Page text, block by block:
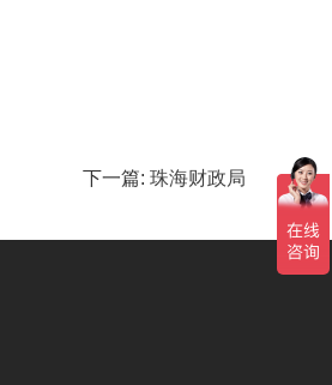
下一篇: 珠海财政局